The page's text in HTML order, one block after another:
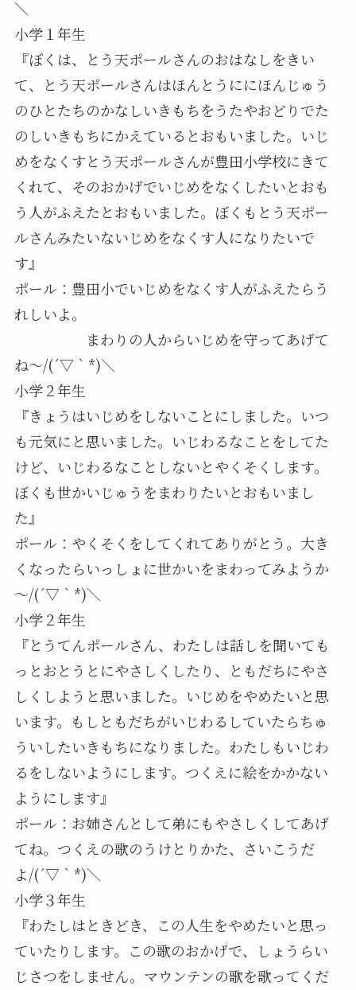
＼
小学１年生
『ぼくは、とう天ポールさんのおはなしをきい
て、とう天ポールさんはほんとうににほんじゅう
のひとたちのかなしいきもちをうたやおどりでた
のしいきもちにかえているとおもいました。いじ
めをなくすとう天ポールさんが豊田小学校にきて
くれて、そのおかげでいじめをなくしたいとおも
う人がふえたとおもいました。ぼくもとう天ポー
ルさんみたいないじめをなくす人になりたいで
す』
ポール：豊田小でいじめをなくす人がふえたらう
れしいよ。
まわりの人からいじめを守ってあげて
ね～/(´▽｀*)＼
小学２年生
『きょうはいじめをしないことにしました。いつ
も元気にと思いました。いじわるなことをしてた
けど、いじわるなことしないとやくそくします。
ぼくも世かいじゅうをまわりたいとおもいまし
た』
ポール：やくそくをしてくれてありがとう。大き
くなったらいっしょに世かいをまわってみようか
～/(´▽｀*)＼
小学２年生
『とうてんポールさん、わたしは話しを聞いても
っとおとうとにやさしくしたり、ともだちにやさ
しくしようと思いました。いじめをやめたいと思
います。もしともだちがいじわるしていたらちゅ
ういしたいきもちになりました。わたしもいじわ
るをしないようにします。つくえに絵をかかない
ようにします』
ポール：お姉さんとして弟にもやさしくしてあげ
てね。つくえの歌のうけとりかた、さいこうだ
よ/(´▽｀*)＼
小学３年生
『わたしはときどき、この人生をやめたいと思っ
ていたりします。この歌のおかげで、しょうらい
じさつをしません。マウンテンの歌を歌ってくだ